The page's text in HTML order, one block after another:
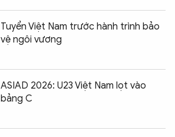
Tuyển Việt Nam trước hành trình bảo
vệ ngôi vương
ASIAD 2026: U23 Việt Nam lọt vào
bảng C